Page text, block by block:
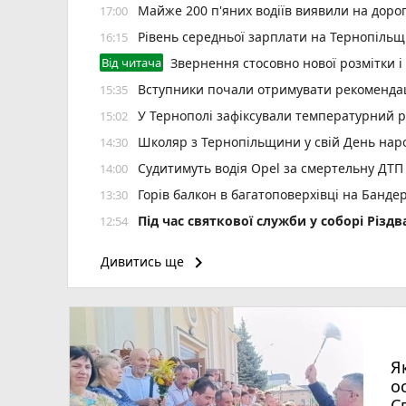
17:00 Майже 200 п'яних водіїв виявили на
16:15 Рівень середньої зарплати на
Від читача Звернення стосовно нової розмітки
15:35 Вступники почали отримувати
15:02 У Тернополі зафіксували температурний
14:30 Школяр з Тернопільщини у свій День
14:00 Судитимуть водія Opel за смертельну
13:30 Горів балкон в багатоповерхівці на
12:54 Під час святкової служби у соборі
12:00 У Тернополі планують встановити 12
У Кременці зіткнулися дві автівки —
10:30 Жінка з Тернопільського району
10:00 Ветеранський бізнес може отримати по
Дивитись ще keyboard_arrow_right